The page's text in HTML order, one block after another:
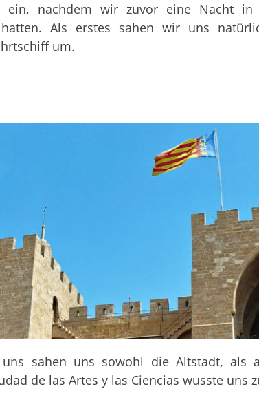
ein, nachdem wir zuvor eine Nacht in
hatten. Als erstes sahen wir uns
um.
sahen uns sowohl die Altstadt, als
de las Artes y las Ciencias wusste uns